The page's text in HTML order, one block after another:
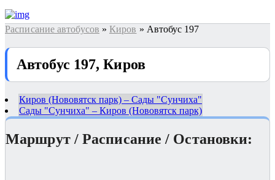
Расписание автобусов » Киров » Автобус 197
Автобус 197, Киров
Киров (Нововятск парк) – Сады "Сунчиха"
Сады "Сунчиха" – Киров (Нововятск парк)
Маршрут / Расписание / Остановки: